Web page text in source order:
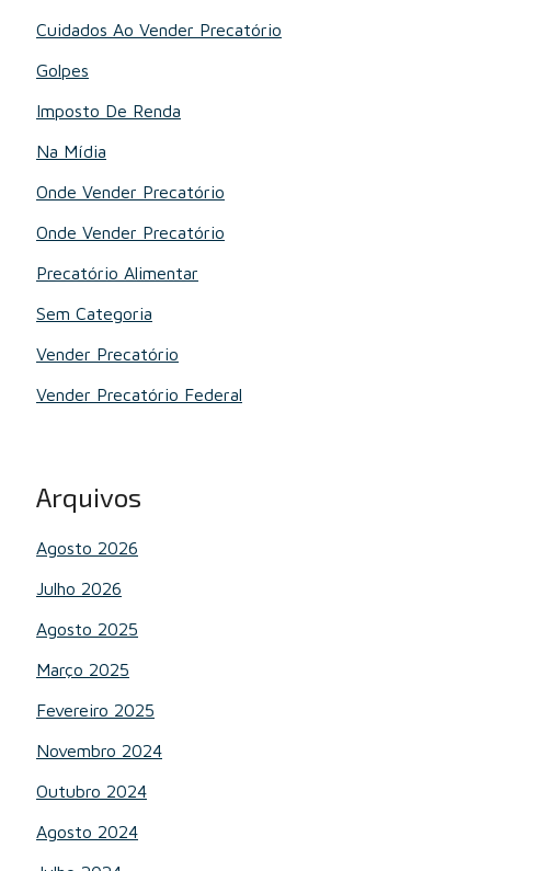
Cuidados Ao Vender Precatório
Golpes
Imposto De Renda
Na Mídia
Onde Vender Precatório
Onde Vender Precatório
Precatório Alimentar
Sem Categoria
Vender Precatório
Vender Precatório Federal
Arquivos
Agosto 2026
Julho 2026
Agosto 2025
Março 2025
Fevereiro 2025
Novembro 2024
Outubro 2024
Agosto 2024